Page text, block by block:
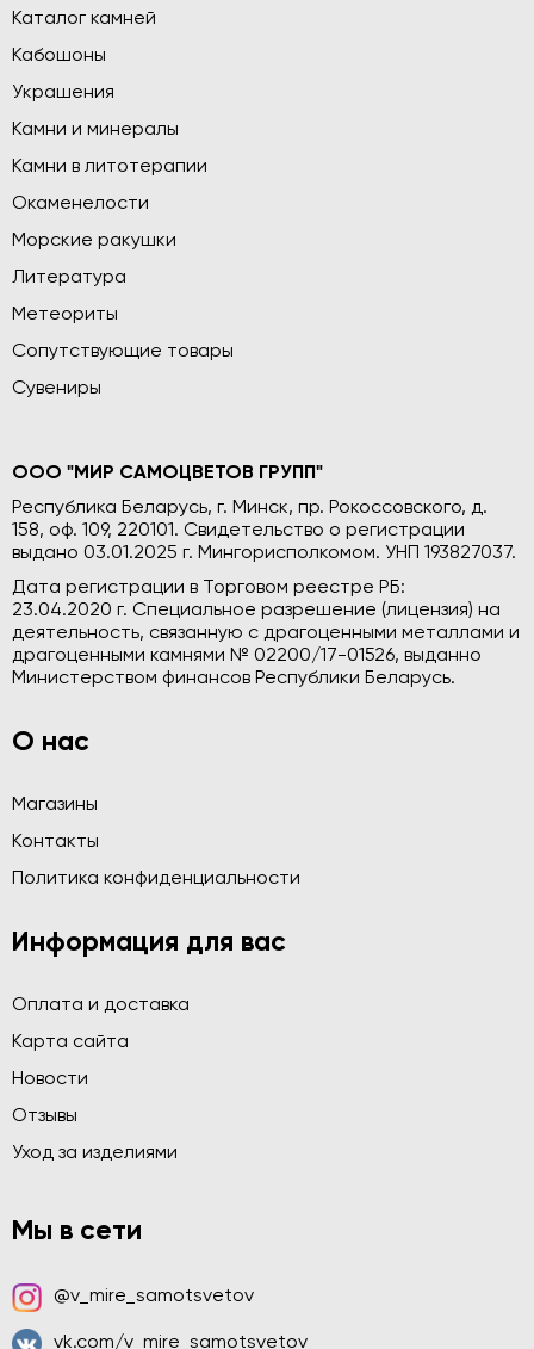
Каталог камней
Кабошоны
Украшения
Камни и минералы
Камни в литотерапии
Окаменелости
Морские ракушки
Литература
Метеориты
Сопутствующие товары
Сувениры
ООО "МИР САМОЦВЕТОВ ГРУПП"
Республика Беларусь, г. Минск, пр. Рокоссовского, д.
158, оф. 109, 220101. Свидетельство о регистрации
выдано 03.01.2025 г. Мингорисполкомом. УНП 193827037.
Дата регистрации в Торговом реестре РБ:
23.04.2020 г. Специальное разрешение (лицензия) на
деятельность, связанную с драгоценными металлами и
драгоценными камнями № 02200/17-01526, выданно
Министерством финансов Республики Беларусь.
О нас
Магазины
Контакты
Политика конфиденциальности
Информация для вас
Оплата и доставка
Карта сайта
Новости
Отзывы
Уход за изделиями
Мы в сети
@v_mire_samotsvetov
vk.com/v_mire_samotsvetov